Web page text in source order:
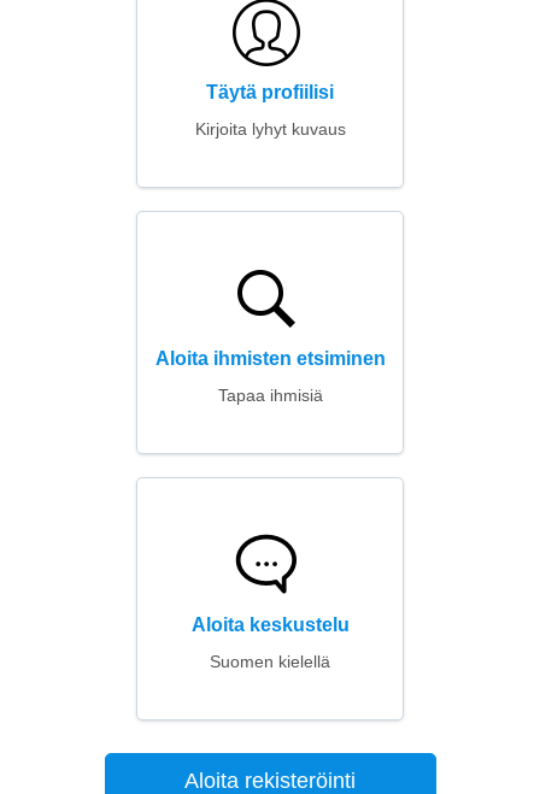
Täytä profiilisi
Kirjoita lyhyt kuvaus
Aloita ihmisten etsiminen
Tapaa ihmisiä
Aloita keskustelu
Suomen kielellä
Aloita rekisteröinti